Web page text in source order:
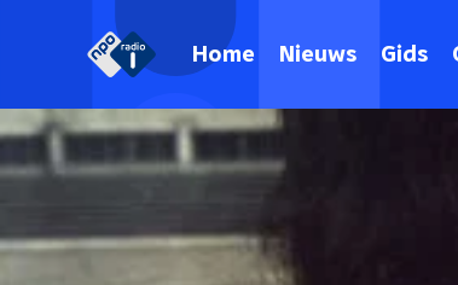
Home Nieuws Gids